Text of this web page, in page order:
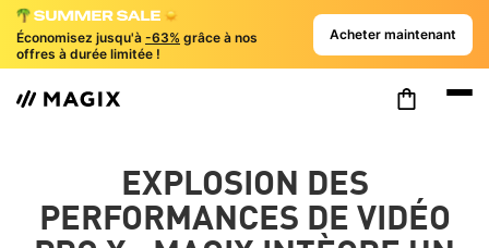
Économisez jusqu'à -63% grâce à nos
offres à durée limitée !
Acheter maintenant
EXPLOSION DES
PERFORMANCES DE VIDÉO